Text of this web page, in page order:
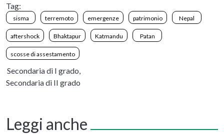
Tag:
sisma terremoto emergenze patrimonio Nepal
aftershock Bhaktapur Katmandu Patan
scosse di assestamento
Secondaria di I grado,
Secondaria di II grado
Leggi anche